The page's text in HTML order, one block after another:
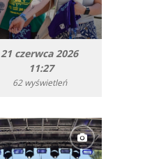
21 czerwca 2026
11:27
62 wyświetleń